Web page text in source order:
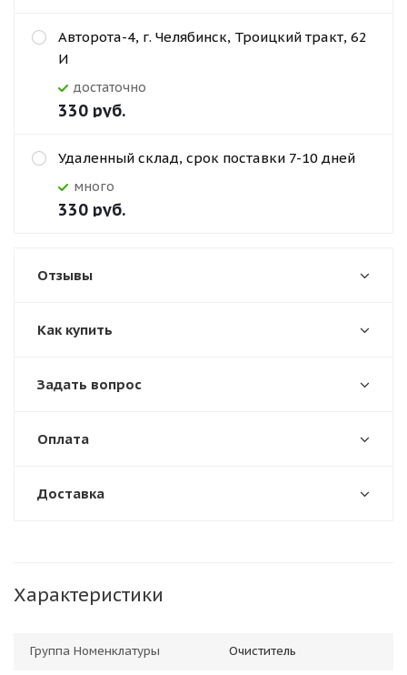
Авторота-4, г. Челябинск, Троицкий тракт, 62
И
Достаточно
330 руб.
Удаленный склад, срок поставки 7-10 дней
Много
330 руб.
Отзывы
Как купить
Задать вопрос
Оплата
Доставка
Характеристики
Группа Номенклатуры Очиститель